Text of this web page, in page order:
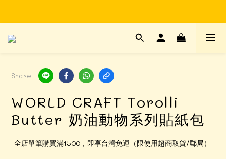
Time to enjoy STATIONERY!
Share
WORLD CRAFT Torolli
Butter 奶油動物系列貼紙包
-全店單筆購買滿1500，即享台灣免運（限使用超商取貨/郵局）